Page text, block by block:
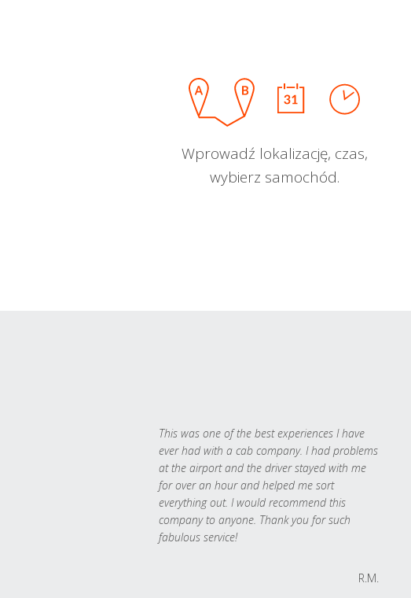
Wprowadź lokalizację, czas,
wybierz samochód.
This was one of the best experiences I have
ever had with a cab company. I had problems
at the airport and the driver stayed with me
for over an hour and helped me sort
everything out. I would recommend this
company to anyone. Thank you for such
fabulous service!
R.M.